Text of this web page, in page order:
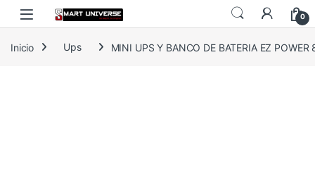
Skip to navigation
Skip to content
0
Inicio Ups MINI UPS Y BANCO DE BATERIA EZ